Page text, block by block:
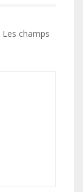
Les champs